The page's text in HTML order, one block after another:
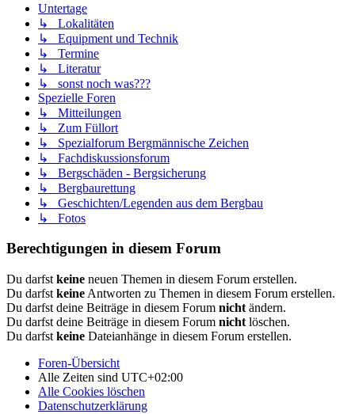
Untertage
↳ Lokalitäten
↳ Equipment und Technik
↳ Termine
↳ Literatur
↳ sonst noch was???
Spezielle Foren
↳ Mitteilungen
↳ Zum Füllort
↳ Spezialforum Bergmännische Zeichen
↳ Fachdiskussionsforum
↳ Bergschäden - Bergsicherung
↳ Bergbaurettung
↳ Geschichten/Legenden aus dem Bergbau
↳ Fotos
Berechtigungen in diesem Forum
Du darfst keine neuen Themen in diesem Forum erstellen.
Du darfst keine Antworten zu Themen in diesem Forum erstellen.
Du darfst deine Beiträge in diesem Forum nicht ändern.
Du darfst deine Beiträge in diesem Forum nicht löschen.
Du darfst keine Dateianhänge in diesem Forum erstellen.
Foren-Übersicht
Alle Zeiten sind UTC+02:00
Alle Cookies löschen
Datenschutzerklärung